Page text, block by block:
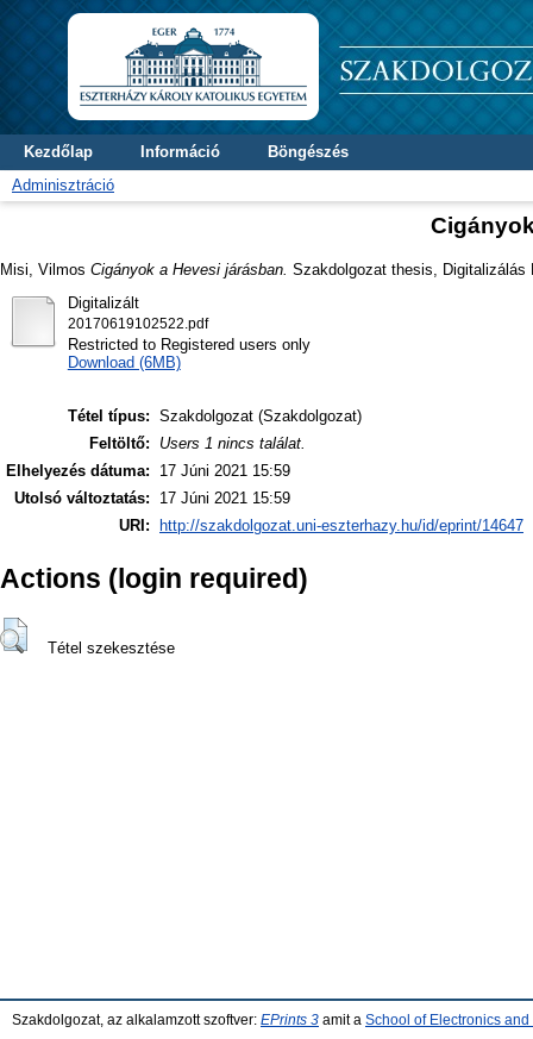
Kezdőlap Információ
Böngészés
Adminisztráció
Misi, Vilmos Cigányok a Hevesi járásban. Szakdolgozat thesis, Digitalizálás
Digitalizált
20170619102522.pdf
Restricted to Registered users only
Download (6MB)
Tétel típus: Szakdolgozat (Szakdolgozat)
Feltöltő:
Users 1 nincs találat.
Elhelyezés dátuma:
17 Júni 2021 15:59
Utolsó változtatás:
17 Júni 2021 15:59
URI:
http://szakdolgozat.uni-eszterhazy.hu/id/eprint/14647
Actions (login required)
Tétel szekesztése
Szakdolgozat, az alkalamzott szoftver: EPrints 3 amit a School of Electronics